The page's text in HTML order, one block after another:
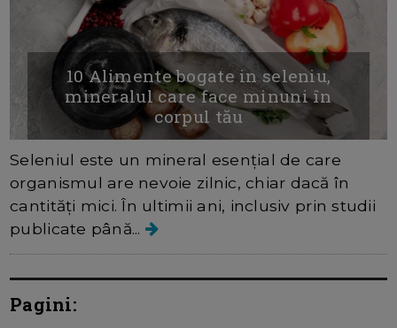
10 Alimente bogate in seleniu,
mineralul care face minuni în
corpul tău
Seleniul este un mineral esențial de care
organismul are nevoie zilnic, chiar dacă în
cantități mici. În ultimii ani, inclusiv prin studii
publicate până...
Pagini: